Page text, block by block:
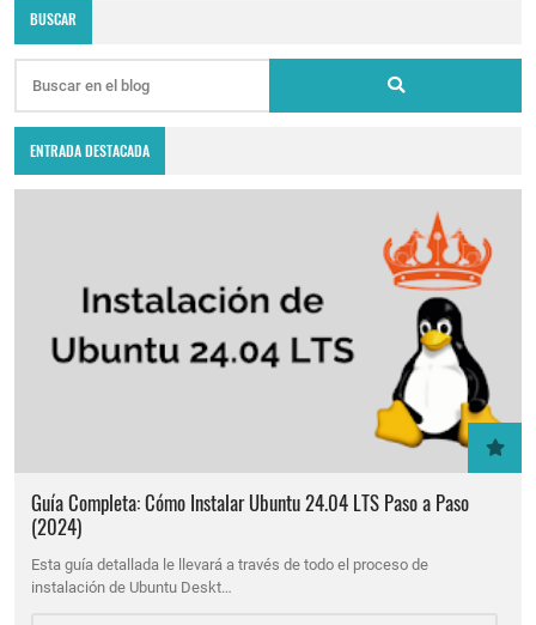
BUSCAR
ENTRADA DESTACADA
Guía Completa: Cómo Instalar Ubuntu 24.04 LTS Paso a Paso
(2024)
Esta guía detallada le llevará a través de todo el proceso de
instalación de Ubuntu Deskt…